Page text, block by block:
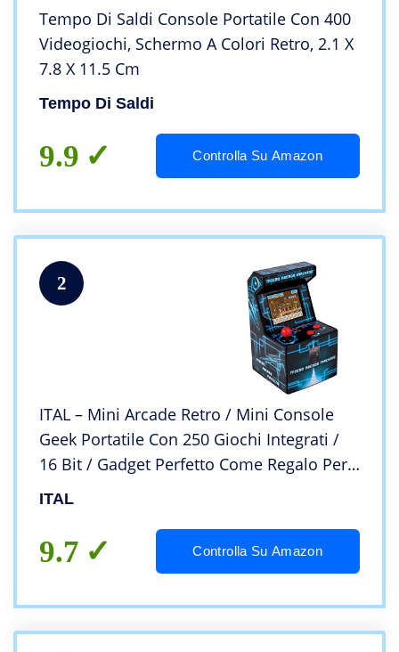
Tempo Di Saldi Console Portatile Con 400
Videogiochi, Schermo A Colori Retro, 2.1 X
7.8 X 11.5 Cm
Tempo Di Saldi
9.9 Controlla Su Amazon
2
ITAL – Mini Arcade Retro / Mini Console
Geek Portatile Con 250 Giochi Integrati /
16 Bit / Gadget Perfetto Come Regalo Per
Bambini E Adulti (Blu)
ITAL
9.7 Controlla Su Amazon